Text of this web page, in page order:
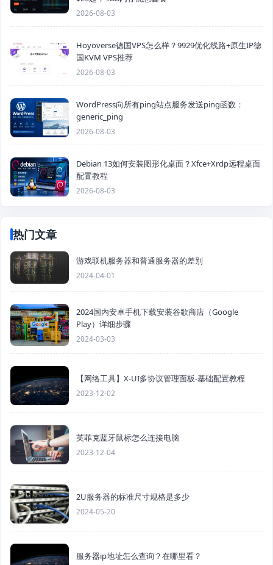
2026-08-03
Hoyoverse德国VPS怎么样？9929优化线路+原生IP德
国KVM VPS推荐
2026-08-03
WordPress向所有ping站点服务发送ping函数：
generic_ping
2026-08-03
Debian 13如何安装图形化桌面？Xfce+Xrdp远程桌面
配置教程
2026-08-03
热门文章
游戏联机服务器和普通服务器的差别
2024-04-01
2024国内安卓手机下载安装谷歌商店（Google
Play）详细步骤
2024-03-03
【网络工具】X-UI多协议管理面板-基础配置教程
2023-12-02
英菲克蓝牙鼠标怎么连接电脑
2023-12-04
2U服务器的标准尺寸规格是多少
2024-05-20
服务器ip地址怎么查询？在哪里看？